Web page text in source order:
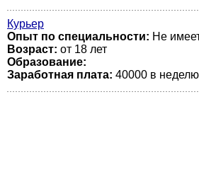
Курьер
Опыт по специальности: Не
Возраст: от 18 лет
Образование:
Заработная плата: 40000 в